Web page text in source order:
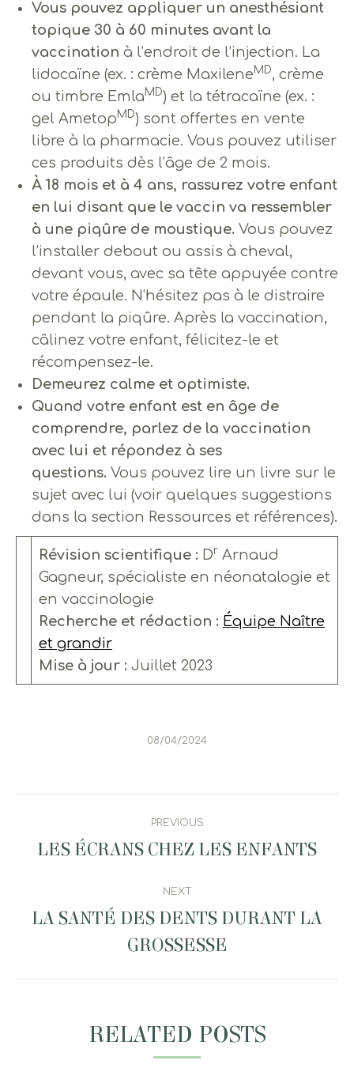
Vous pouvez appliquer un anesthésiant
topique 30 à 60 minutes avant la
vaccination à l’endroit de l’injection. La
lidocaïne (ex. : crème MaxileneMD, crème
ou timbre EmlaMD) et la tétracaïne (ex. :
gel AmetopMD) sont offertes en vente
libre à la pharmacie. Vous pouvez utiliser
ces produits dès l’âge de 2 mois.
À 18 mois et à 4 ans, rassurez votre enfant
en lui disant que le vaccin va ressembler
à une piqûre de moustique. Vous pouvez
l’installer debout ou assis à cheval,
devant vous, avec sa tête appuyée contre
votre épaule. N’hésitez pas à le distraire
pendant la piqûre. Après la vaccination,
câlinez votre enfant, félicitez-le et
récompensez-le.
Demeurez calme et optimiste.
Quand votre enfant est en âge de
comprendre, parlez de la vaccination
avec lui et répondez à ses
questions. Vous pouvez lire un livre sur le
sujet avec lui (voir quelques suggestions
dans la section Ressources et références).
Révision scientifique : Dr Arnaud
Gagneur, spécialiste en néonatalogie et
en vaccinologie
Recherche et rédaction : Équipe Naître
et grandir
Mise à jour : Juillet 2023
08/04/2024
NAVIGATION
PREVIOUS
Previous
LES ÉCRANS CHEZ LES ENFANTS
NEXT
post:
LA SANTÉ DES DENTS DURANT LA
GROSSESSE
RELATED POSTS